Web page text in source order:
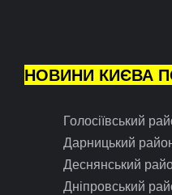
НОВИНИ КИЄВА
Голосіївський
Дарницький
Деснянський
Дніпровський